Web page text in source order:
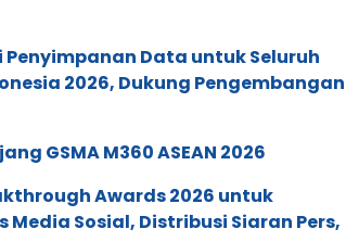
Penyimpanan Data untuk Seluruh
2026, Dukung Pengembangan
GSMA M360 ASEAN 2026
Awards 2026 untuk
Sosial, Distribusi Siaran Pers,